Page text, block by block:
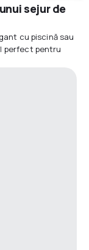
sejur de
cu piscină sau
perfect pentru